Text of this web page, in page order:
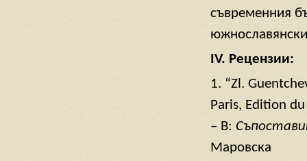
съвременния
IV. Рецензии:
1. “Zl.
Paris, Edition
– В:
Маровска